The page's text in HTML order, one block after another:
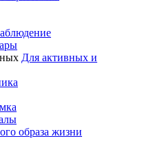
Для активных и
образа жизни